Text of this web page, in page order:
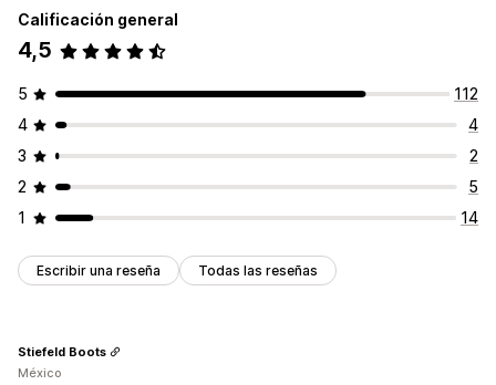
Calificación general
4,5
5
112
4
4
3
2
2
5
1
14
Escribir una reseña Todas las reseñas
Stiefeld Boots
México